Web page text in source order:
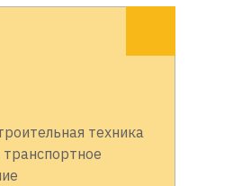
техника